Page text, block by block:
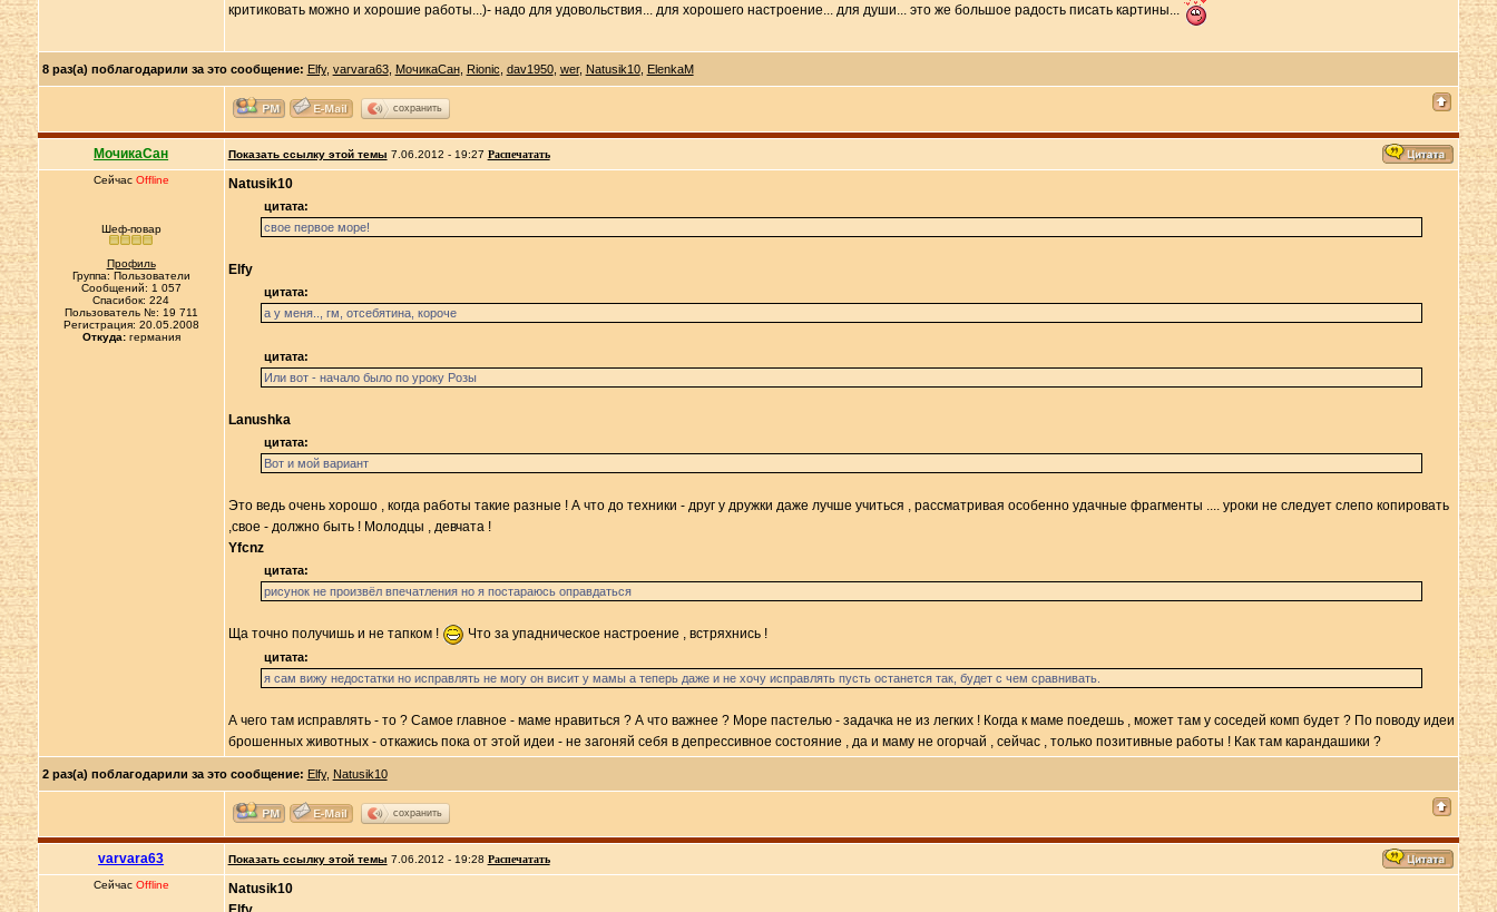
критиковать можно и хорошие работы...)- надо для удовольствия... для хорошего настроение... для души... это же большое радость писать картины...
8 раз(а) поблагодарили за это сообщение: Elfy, varvara63, МочикаСан, Rionic dav1950, wer, Natusik10, ElenkaM
сохранить
МочикаСан Показать ссылку этой темы 7.06.2012 - 19:27 Распечатать
Сейчас Offline
Шеф-повар
Профиль
Группа: Пользователи
Сообщений: 1 057
Спасибок: 224
Пользователь №: 19 711
Регистрация: 20.05.2008
Откуда:германия
Natusik10
цитата:
свое первое море!
Elfy
цитата:
а у меня.., гм, отсебятина, короче
цитата:
Или вот - начало было по уроку Розы
Lanushka
цитата:
Вот и мой вариант
Это ведь очень хорошо , когда работы такие разные ! А что до техники - друг у дружки даже лучше учиться , рассматривая особенно удачные фрагменты .... уроки не следует слепо копировать
,свое - должно быть ! Молодцы , девчата !
Yfcnz
цитата:
рисунок не произвёл впечатления но я постараюсь оправдаться
Ща точно получишь и не тапком ! Что за упадническое настроение , встряхнись !
цитата:
я сам вижу недостатки но исправлять не могу он висит у мамы а теперь даже и не хочу исправлять пусть останется так, будет с чем сравнивать.
А чего там исправлять - то ? Самое главное - маме нравиться ? А что важнее ? Море пастелью - задачка не из легких ! Когда к маме поедешь , может там у соседей комп будет ? По поводу идеи
брошенных животных - откажись пока от этой идеи - не загоняй себя в депрессивное состояние , да и маму не огорчай , сейчас , только позитивные работы ! Как там карандашики ?
2 раз(а) поблагодарили за это сообщение: Elfy, Natusik10
сохранить
varvara63 Показать ссылку этой темы 7.06.2012 - 19:28 Распечатать
Сейчас Offline
Natusik10